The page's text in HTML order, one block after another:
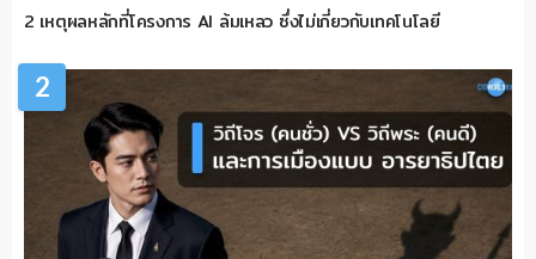
2 เหตุผลหลักที่โครงการ AI ล้มเหลว ซึ่งไม่เกี่ยวกับเทคโนโลยี
2